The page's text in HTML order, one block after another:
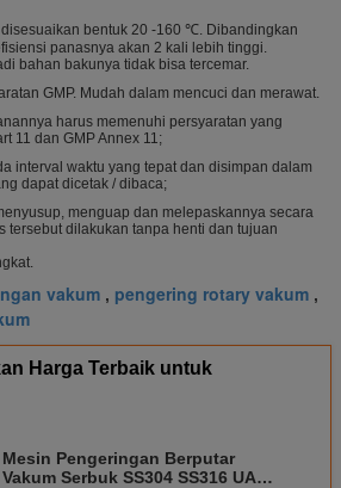
bentuk 20 -160 ℃. Dibandingkan
panasnya akan 2 kali lebih tinggi.
bahan bakunya tidak bisa tercemar.
GMP. Mudah dalam mencuci dan merawat.
harus memenuhi persyaratan yang
11 dan GMP Annex 11;
interval waktu yang tepat dan disimpan dalam
dapat dicetak / dibaca;
menguap dan melepaskannya secara
tersebut dilakukan tanpa henti dan tujuan
vakum , pengering rotary vakum ,
Harga Terbaik untuk
Mesin Pengeringan Berputar
Vakum Serbuk SS304 SS316 UAP,